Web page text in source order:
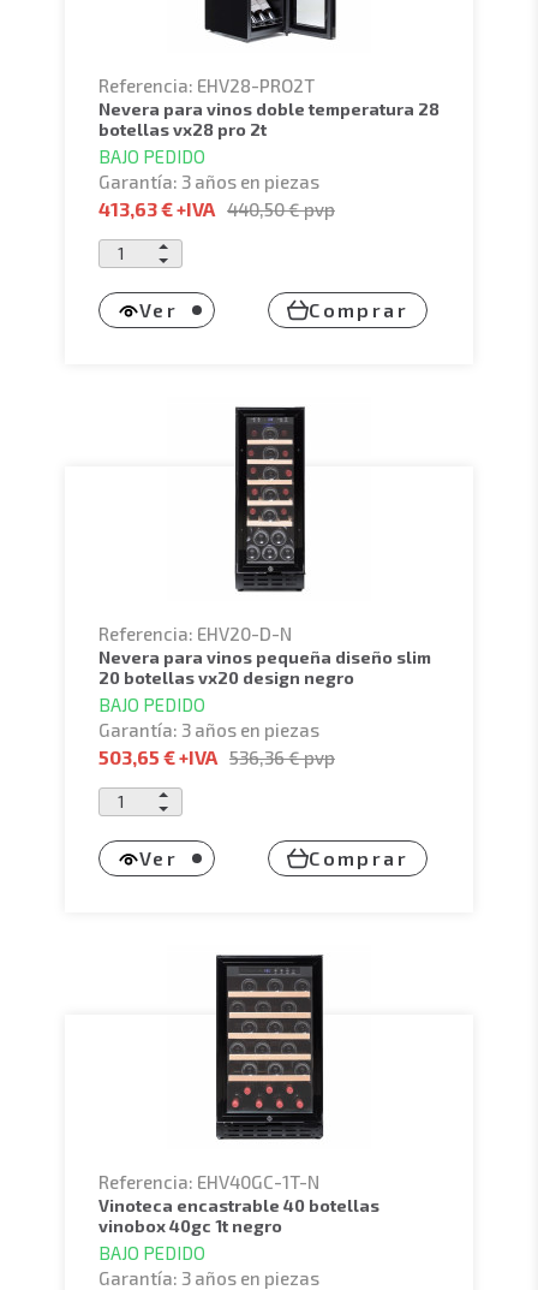
Referencia: EHV28-PRO2T
nevera para vinos doble temperatura 28
botellas vx28 pro 2t
BAJO PEDIDO
Garantía: 3 años en piezas
413,63 €+IVA 440,50 €pvp
Ver Comprar
Referencia: EHV20-D-N
nevera para vinos pequeña diseño slim
20 botellas vx20 design negro
BAJO PEDIDO
Garantía: 3 años en piezas
503,65 €+IVA 536,36 €pvp
Ver Comprar
Referencia: EHV40GC-1T-N
vinoteca encastrable 40 botellas
vinobox 40gc 1t negro
BAJO PEDIDO
Garantía: 3 años en piezas